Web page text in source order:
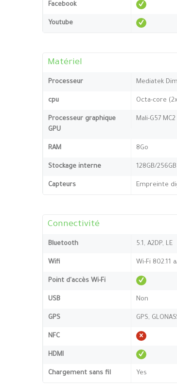
Facebook
Youtube
Matériel
Processeur Mediatek
cpu Octa-core
Processeur graphique
GPU
Mali-G57 MC2
RAM 8Go
Stockage interne 128GB/256GB
Capteurs Empreinte
Connectivité
Bluetooth 5.1, A2DP, LE
Wifi Wi-Fi 802.11
Point d'accès Wi-Fi
USB Non
GPS GPS,
NFC
HDMI
Chargement sans fil Yes